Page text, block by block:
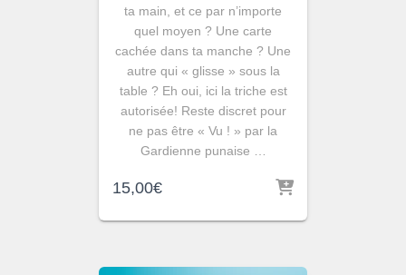
ta main, et ce par n’importe
quel moyen ? Une carte
cachée dans ta manche ? Une
autre qui « glisse » sous la
table ? Eh oui, ici la triche est
autorisée! Reste discret pour
ne pas être « Vu ! » par la
Gardienne punaise …
15,00€